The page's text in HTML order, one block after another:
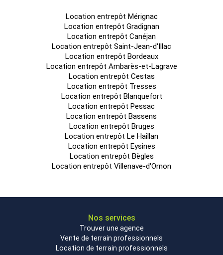
Location entrepôt Mérignac
Location entrepôt Gradignan
Location entrepôt Canéjan
Location entrepôt Saint-Jean-d'Illac
Location entrepôt Bordeaux
Location entrepôt Ambarès-et-Lagrave
Location entrepôt Cestas
Location entrepôt Tresses
Location entrepôt Blanquefort
Location entrepôt Pessac
Location entrepôt Bassens
Location entrepôt Bruges
Location entrepôt Le Haillan
Location entrepôt Eysines
Location entrepôt Bègles
Location entrepôt Villenave-d'Ornon
Nos services
Trouver une agence
Vente de terrain professionnels
Location de terrain professionnels